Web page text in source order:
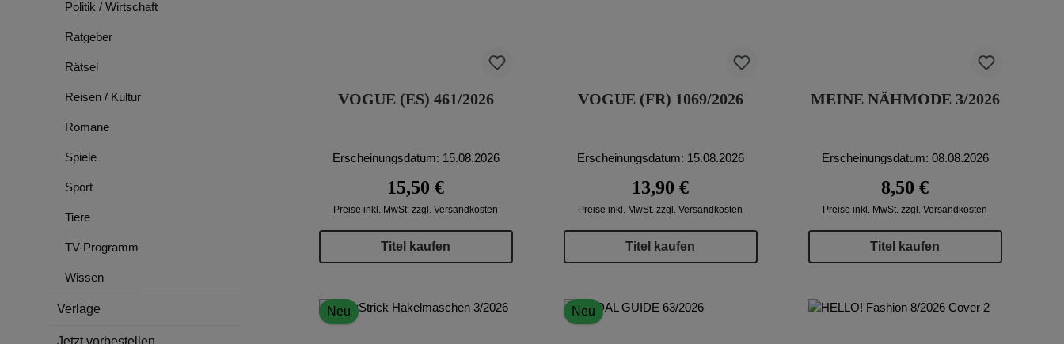
Politik / Wirtschaft
Ratgeber
Rätsel
Reisen / Kultur
Romane
Spiele
Sport
Tiere
TV-Programm
Wissen
Verlage
Jetzt vorbestellen
VOGUE (ES) 461/2026
Erscheinungsdatum: 15.08.2026
Regulärer Preis:
15,50 €
Preise inkl. MwSt. zzgl. Versandkosten
Titel kaufen
VOGUE (FR) 1069/2026
Erscheinungsdatum: 15.08.2026
Regulärer Preis:
13,90 €
Preise inkl. MwSt. zzgl. Versandkosten
Titel kaufen
MEINE NÄHMODE 3/2026
Erscheinungsdatum: 08.08.2026
Regulärer Preis:
8,50 €
Preise inkl. MwSt. zzgl. Versandkosten
Titel kaufen
Neu Neu